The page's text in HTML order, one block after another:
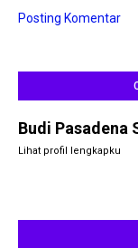
Posting Komentar
Budi Pasadena
Lihat profil lengkapku